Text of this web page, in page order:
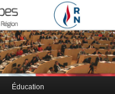
Alpes
– Rhône-Alpes
Éducation